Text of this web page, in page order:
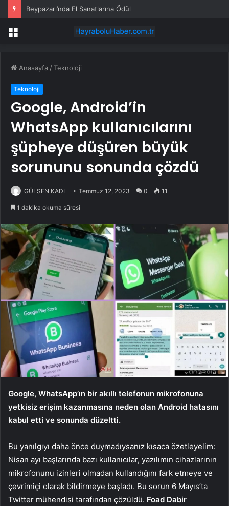
Beypazarı’nda El Sanatlarına Ödül
Menü
Anasayfa /Teknoloji
Teknoloji
Google, Android’in
WhatsApp kullanıcılarını
şüpheye düşüren büyük
sorununu sonunda çözdü
GÜLSEN KADI Temmuz 12, 2023 0 11
1 dakika okuma süresi
Google, WhatsApp’ın bir akıllı telefonun mikrofonuna
yetkisiz erişim kazanmasına neden olan Android hatasını
kabul etti ve sonunda düzeltti.
Bu yanılgıyı daha önce duymadıysanız kısaca özetleyelim:
Nisan ayı başlarında bazı kullanıcılar, yazılımın cihazlarının
mikrofonunu izinleri olmadan kullandığını fark etmeye ve
çevrimiçi olarak bildirmeye başladı. Bu sorun 6 Mayıs’ta
Twitter mühendisi tarafından çözüldü. Foad Dabir